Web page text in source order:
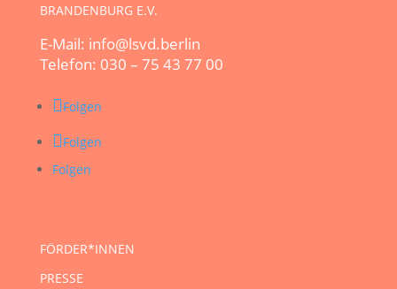
BRANDENBURG E.V.
E-Mail: info@lsvd.berlin
Telefon: 030 – 75 43 77 00
Folgen
Folgen
Folgen
FÖRDER*INNEN
PRESSE